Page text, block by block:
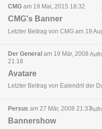
CMG am 19 Mai, 2015 18:32
CMG's Banner
Letzter Beitrag von CMG am 19
Der General am 19 Mär, 2008
21:18
Avatare
Letzter Beitrag von Ealendril der
Persus am 27 Mär, 2008 21:37
Bannershow